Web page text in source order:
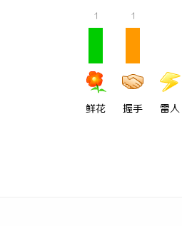
1
鲜花
1
握手 雷人